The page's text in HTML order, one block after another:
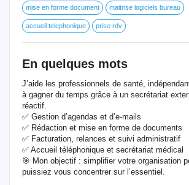
mise en forme document maitrise logiciels bureau
accueil telephonique prise rdv
En quelques mots
J’aide les professionnels de santé,
à gagner du temps grâce à un secrétariat
réactif.
✅ Gestion d’agendas et d’e-mails
✅ Rédaction et mise en forme de documents
✅ Facturation, relances et suivi administratif
✅ Accueil téléphonique et secrétariat médical
🎯 Mon objectif : simplifier votre organisation
puissiez vous concentrer sur l’essentiel.